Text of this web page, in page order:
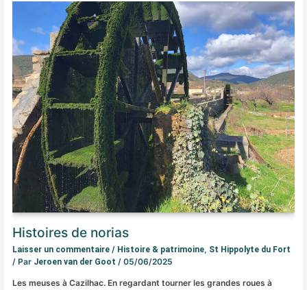
Histoires de norias
Laisser un commentaire / Histoire & patrimoine, St Hippolyte du Fort
/ Par Jeroen van der Goot/05/06/2025
Les meuses à Cazilhac. En regardant tourner les grandes roues à